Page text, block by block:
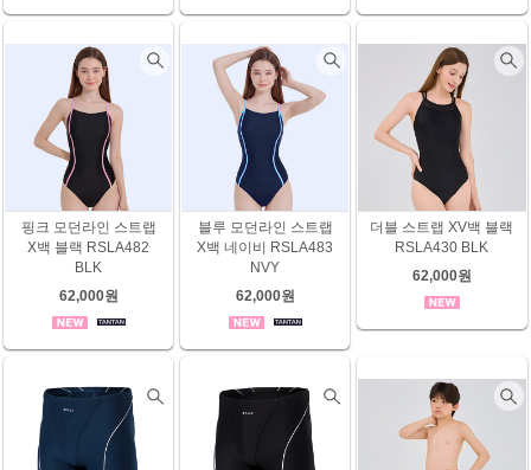
핑크 모던라인 스트랩
X백 블랙 RSLA482
BLK
62,000원
블루 모던라인 스트랩
X백 네이비 RSLA483
NVY
62,000원
더블 스트랩 XV백 블랙
RSLA430 BLK
62,000원